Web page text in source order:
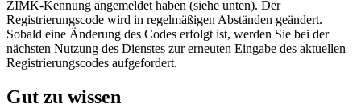
ZIMK-Kennung angemeldet haben (siehe unten). Der
Registrierungscode wird in regelmäßigen Abständen geändert.
Sobald eine Änderung des Codes erfolgt ist, werden Sie bei der
nächsten Nutzung des Dienstes zur erneuten Eingabe des aktuellen
Registrierungscodes aufgefordert.
Gut zu wissen